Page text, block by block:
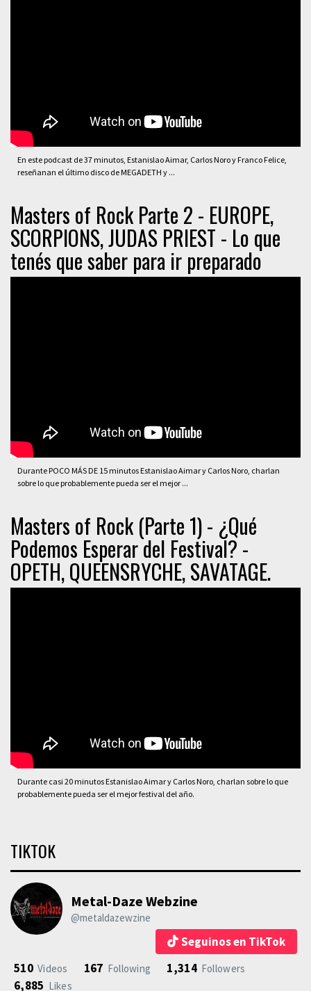
En este podcast de 37 minutos, Estanislao Aimar, Carlos Noro y Franco Felice,
reseñanan el último disco de MEGADETH y ...
Masters of Rock Parte 2 - EUROPE,
SCORPIONS, JUDAS PRIEST - Lo que
tenés que saber para ir preparado
Durante POCO MÁS DE 15 minutos Estanislao Aimar y Carlos Noro, charlan
sobre lo que probablemente pueda ser el mejor ...
Masters of Rock (Parte 1) - ¿Qué
Podemos Esperar del Festival? -
OPETH, QUEENSRYCHE, SAVATAGE.
Durante casi 20 minutos Estanislao Aimar y Carlos Noro, charlan sobre lo que
probablemente pueda ser el mejor festival del año.
TIKTOK
Metal-Daze Webzine
@metaldazewzine
Seguinos en TikTok
510 Videos 167 Following 1,314 Followers
6,885 Likes